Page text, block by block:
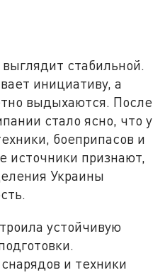
стабильной.
инициативу, а
выдыхаются. После
стало ясно, что у
боеприпасов и
признают,
Украины
устойчивую
и техники